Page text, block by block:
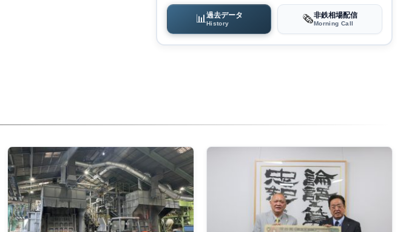
📊 過去データ
History 🗞️非鉄相場配信
Morning Call